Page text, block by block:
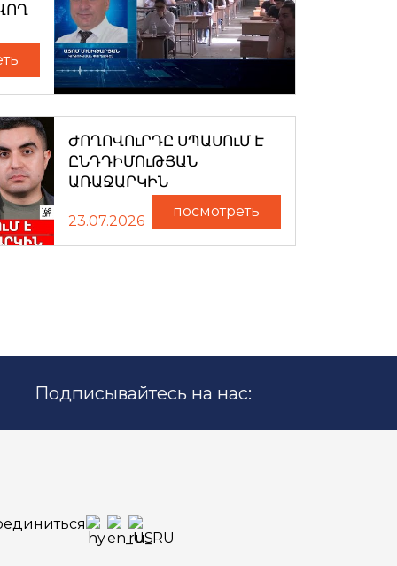
ԺՈՂՈՎՈւՐԴԸ ՍՊԱՍՈւՄ Է
ԸՆԴԴԻՄՈւԹՅԱՆ
ԱՌԱՋԱՐԿԻՆ
23.07.2026
посмотреть
Подписывайтесь на нас: